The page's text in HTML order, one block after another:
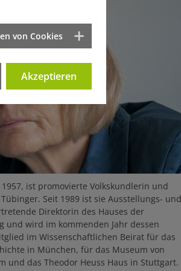
1957, ist promovierte Volkskundlerin und
Seit 1989 ist sie Ausstellungs- und
Direktorin des Hauses der
und wird im kommenden Jahr dessen
im Wissenschaftlichen Beirat für das
in München, für das Museum von
und das Theodor Heuss Haus in Stuttgart.
von Cookies
Akzeptieren